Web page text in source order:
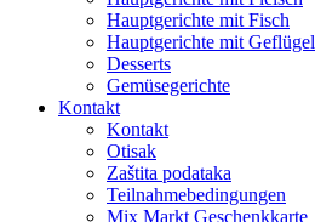
Hauptgerichte mit Fisch
Hauptgerichte mit Geflügel
Desserts
Gemüsegerichte
Kontakt
Kontakt
Otisak
Zaštita podataka
Teilnahmebedingungen
Mix Markt Geschenkkarte